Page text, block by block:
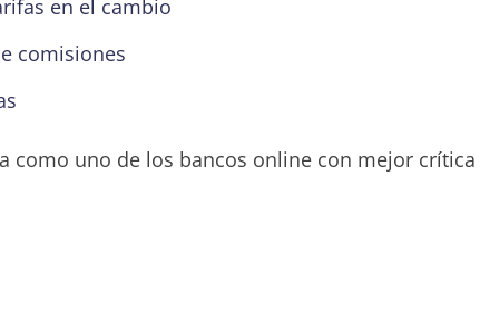
en el cambio
comisiones
como uno de los bancos online con mejor crítica